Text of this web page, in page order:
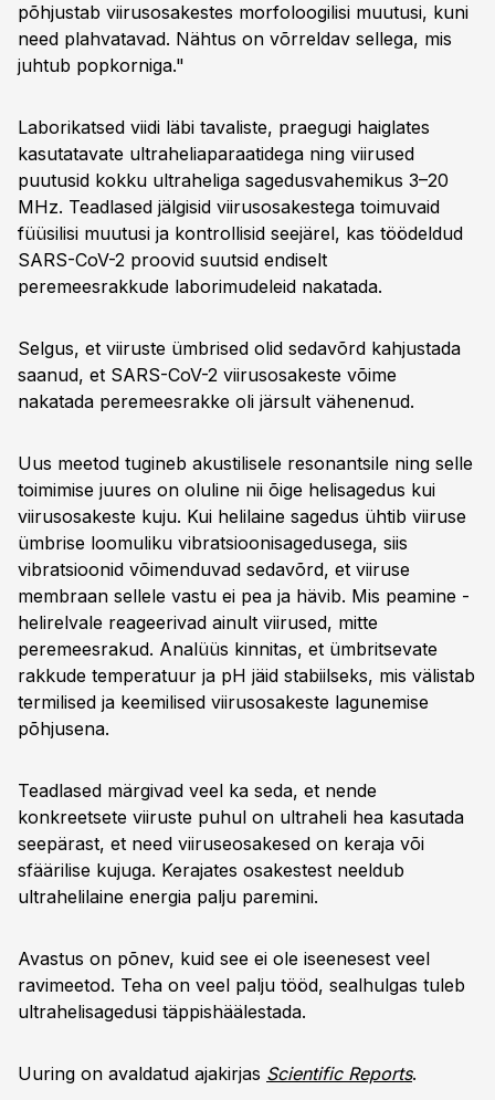
põhjustab viirusosakestes morfoloogilisi muutusi, kuni
need plahvatavad. Nähtus on võrreldav sellega, mis
juhtub popkorniga."
Laborikatsed viidi läbi tavaliste, praegugi haiglates
kasutatavate ultraheliaparaatidega ning viirused
puutusid kokku ultraheliga sagedusvahemikus 3–20
MHz. Teadlased jälgisid viirusosakestega toimuvaid
füüsilisi muutusi ja kontrollisid seejärel, kas töödeldud
SARS-CoV-2 proovid suutsid endiselt
peremeesrakkude laborimudeleid nakatada.
Selgus, et viiruste ümbrised olid sedavõrd kahjustada
saanud, et SARS-CoV-2 viirusosakeste võime
nakatada peremeesrakke oli järsult vähenenud.
Uus meetod tugineb akustilisele resonantsile ning selle
toimimise juures on oluline nii õige helisagedus kui
viirusosakeste kuju. Kui helilaine sagedus ühtib viiruse
ümbrise loomuliku vibratsioonisagedusega, siis
vibratsioonid võimenduvad sedavõrd, et viiruse
membraan sellele vastu ei pea ja hävib. Mis peamine -
helirelvale reageerivad ainult viirused, mitte
peremeesrakud. Analüüs kinnitas, et ümbritsevate
rakkude temperatuur ja pH jäid stabiilseks, mis välistab
termilised ja keemilised viirusosakeste lagunemise
põhjusena.
Teadlased märgivad veel ka seda, et nende
konkreetsete viiruste puhul on ultraheli hea kasutada
seepärast, et need viiruseosakesed on keraja või
sfäärilise kujuga. Kerajates osakestest neeldub
ultrahelilaine energia palju paremini.
Avastus on põnev, kuid see ei ole iseenesest veel
ravimeetod. Teha on veel palju tööd, sealhulgas tuleb
ultrahelisagedusi täppishäälestada.
Uuring on avaldatud ajakirjas Scientific Reports.